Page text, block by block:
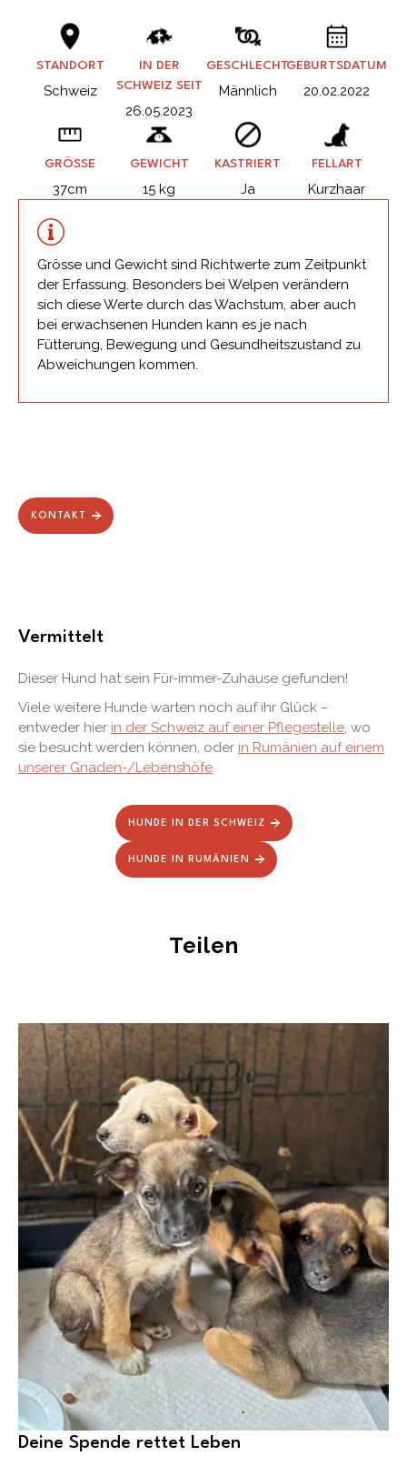
STANDORT
Schweiz
IN DER
SCHWEIZ SEIT
26.05.2023
GESCHLECHT
Männlich
GEBURTSDATUM
20.02.2022
GRÖSSE
37cm
GEWICHT
15 kg
KASTRIERT
Ja
FELLART
Kurzhaar
Grösse und Gewicht sind Richtwerte zum Zeitpunkt
der Erfassung. Besonders bei Welpen verändern
sich diese Werte durch das Wachstum, aber auch
bei erwachsenen Hunden kann es je nach
Fütterung, Bewegung und Gesundheitszustand zu
Abweichungen kommen.
KONTAKT
Vermittelt
Dieser Hund hat sein Für-immer-Zuhause gefunden!
Viele weitere Hunde warten noch auf ihr Glück –
entweder hier in der Schweiz auf einer Pflegestelle, wo
sie besucht werden können, oder in Rumänien auf einem
unserer Gnaden-/Lebenshöfe.
HUNDE IN DER SCHWEIZ
HUNDE IN RUMÄNIEN
Teilen
Deine Spende rettet Leben